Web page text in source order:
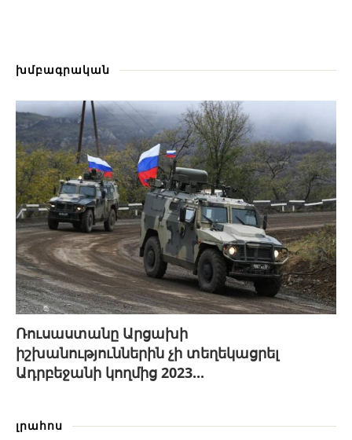
խմբագրական
Ռուսաստանը Արցախի
իշխանություններին չի տեղեկացրել
Ադրբեջանի կողմից 2023...
լրահոս